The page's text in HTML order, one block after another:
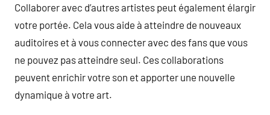
Collaborer avec d’autres artistes peut également élargir
votre portée. Cela vous aide à atteindre de nouveaux
auditoires et à vous connecter avec des fans que vous
ne pouvez pas atteindre seul. Ces collaborations
peuvent enrichir votre son et apporter une nouvelle
dynamique à votre art.